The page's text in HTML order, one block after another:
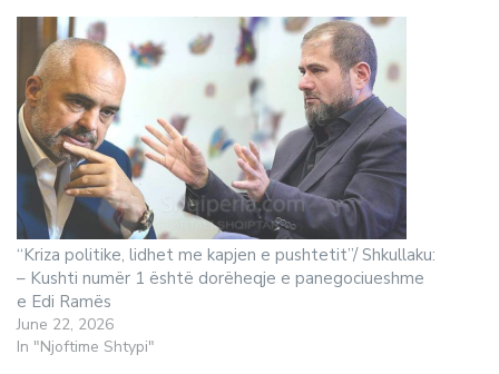
“Kriza politike, lidhet me kapjen e pushtetit”/ Shkullaku:
– Kushti numër 1 është dorëheqje e panegociueshme
e Edi Ramës
June 22, 2026
In "Njoftime Shtypi"